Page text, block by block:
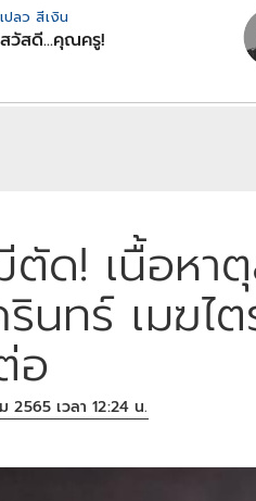
เปลว สีเงิน
สวัสดี...คุณครู!
ตัด! เนื้อหา
นทร์ เมฆไ
อ
2565 เวลา 12:24 น.